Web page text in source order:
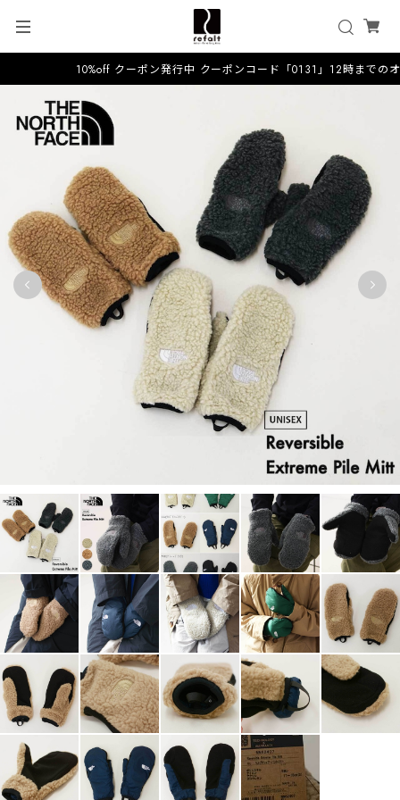
10%off クーポン発行中 クーポンコード「0131」12時までの